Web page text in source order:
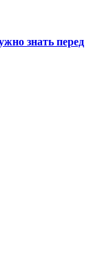
знать перед